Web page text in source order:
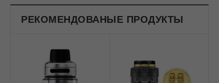
РЕКОМЕНДОВАНЫЕ ПРОДУКТЫ